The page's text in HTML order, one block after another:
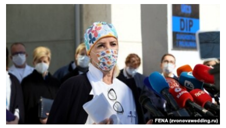
RSE PRIČE IZ SVIJETA
ISPRIČAJ MI
DNEVNO@RSE
SPECIJALI RSE
VIŠE OD NASLOVA
GENOCID U SREBRENICI
PRATITE NAS